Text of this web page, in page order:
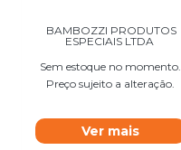
BAMBOZZI PRODUTOS
ESPECIAIS LTDA
Sem estoque no momento.
Preço sujeito a alteração.
Ver mais